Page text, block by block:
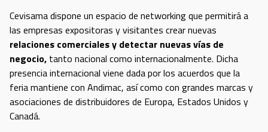
Cevisama dispone un espacio de networking que permitirá a
las empresas expositoras y visitantes crear nuevas
relaciones comerciales y detectar nuevas vías de
negocio, tanto nacional como internacionalmente. Dicha
presencia internacional viene dada por los acuerdos que la
feria mantiene con Andimac, así como con grandes marcas y
asociaciones de distribuidores de Europa, Estados Unidos y
Canadá.